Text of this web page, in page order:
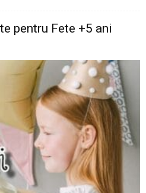
pentru Fete +5 ani